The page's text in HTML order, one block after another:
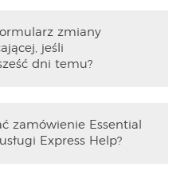
zmiany
jeśli
dni temu?
zamówienie Essential
Express Help?